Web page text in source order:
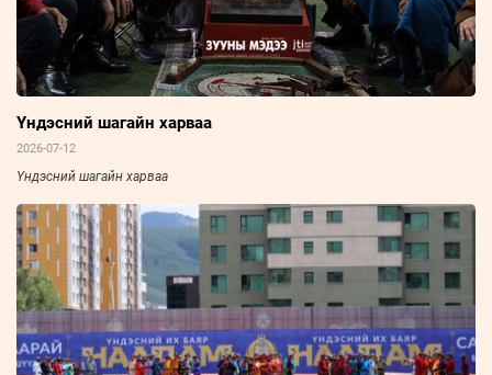
Үндэсний шагайн харваа
2026-07-12
Үндэсний шагайн харваа